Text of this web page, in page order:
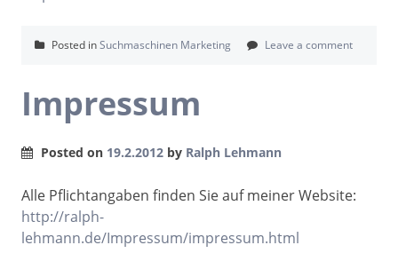
Posted inSuchmaschinen Marketing Leave a comment
Impressum
Posted on 19.2.2012 by Ralph Lehmann
Alle Pflichtangaben finden Sie auf meiner Website:
http://ralph-
lehmann.de/Impressum/impressum.html